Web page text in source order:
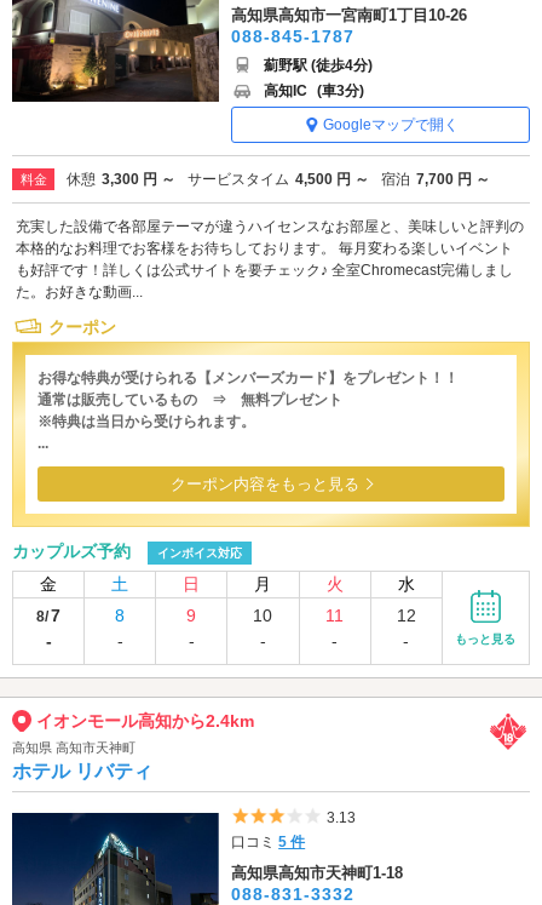
高知県高知市一宮南町1丁目10-26
088-845-1787
薊野駅 (徒歩4分)
高知IC (車3分)
Googleマップで開く
料金 休憩 3,300 円 ～ サービスタイム 4,500 円 ～ 宿泊 7,700 円 ～
充実した設備で各部屋テーマが違うハイセンスなお部屋と、美味しいと評判の
本格的なお料理でお客様をお待ちしております。 毎月変わる楽しいイベント
も好評です！詳しくは公式サイトを要チェック♪ 全室Chromecast完備しまし
た。お好きな動画...
クーポン
お得な特典が受けられる【メンバーズカード】をプレゼント！！
通常は販売しているもの ⇒ 無料プレゼント
※特典は当日から受けられます。
...
クーポン内容をもっと見る
カップルズ予約 インボイス対応
金 土 日 月 火 水
8/7
-
8
-
9
-
10
-
11
-
12
-
もっと見る
イオンモール高知から2.4km
高知県 高知市天神町
ホテル リバティ
5つ星のうち3
3.13
口コミ5 件
高知県高知市天神町1-18
088-831-3332